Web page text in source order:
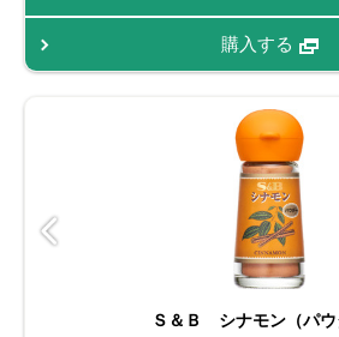
購入する
Ｓ＆Ｂ シナモン（パウ